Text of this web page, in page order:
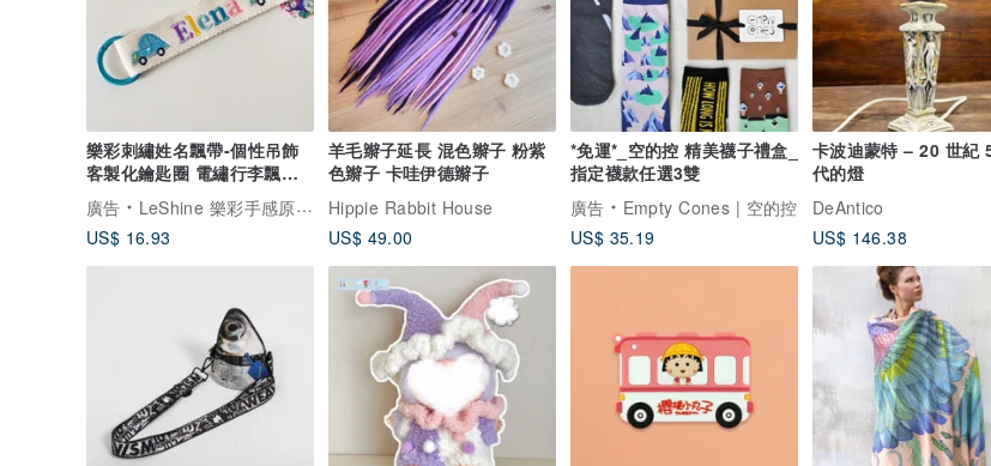
樂彩刺繡姓名飄帶-個性吊飾
客製化鑰匙圈 電繡行李飄帶
開學季
廣告
LeShine 樂彩手感原創工作室
US$ 16.93
羊毛辮子延長 混色辮子 粉紫
色辮子 卡哇伊德辮子
Hippie Rabbit House
US$ 49.00
*免運*_空的控 精美襪子禮盒_
指定襪款任選3雙
廣告
Empty Cones | 空的控
US$ 35.19
卡波迪蒙特 – 20 世紀
代的燈
DeAntico
US$ 146.38